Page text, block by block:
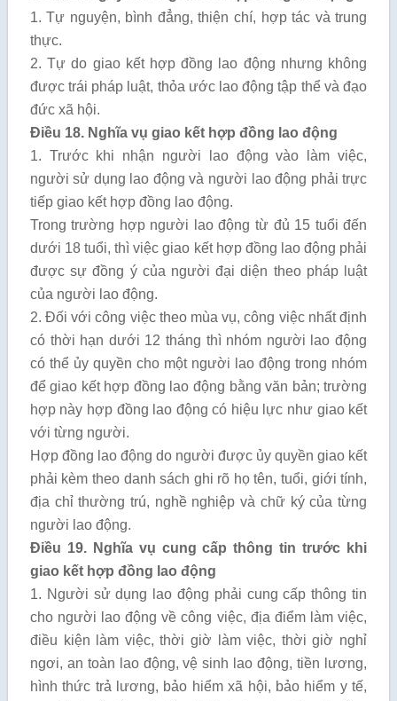
1. Tự nguyện, bình đẳng, thiện chí, hợp tác và trung
thực.
2. Tự do giao kết hợp đồng lao động nhưng không
được trái pháp luật, thỏa ước lao động tập thể và đạo
đức xã hội.
Điều 18. Nghĩa vụ giao kết hợp đồng lao động
1. Trước khi nhận người lao động vào làm việc,
người sử dụng lao động và người lao động phải trực
tiếp giao kết hợp đồng lao động.
Trong trường hợp người lao động từ đủ 15 tuổi đến
dưới 18 tuổi, thì việc giao kết hợp đồng lao động phải
được sự đồng ý của người đại diện theo pháp luật
của người lao động.
2. Đối với công việc theo mùa vụ, công việc nhất định
có thời hạn dưới 12 tháng thì nhóm người lao động
có thể ủy quyền cho một người lao động trong nhóm
để giao kết hợp đồng lao động bằng văn bản; trường
hợp này hợp đồng lao động có hiệu lực như giao kết
với từng người.
Hợp đồng lao động do người được ủy quyền giao kết
phải kèm theo danh sách ghi rõ họ tên, tuổi, giới tính,
địa chỉ thường trú, nghề nghiệp và chữ ký của từng
người lao động.
Điều 19. Nghĩa vụ cung cấp thông tin trước khi
giao kết hợp đồng lao động
1. Người sử dụng lao động phải cung cấp thông tin
cho người lao động về công việc, địa điểm làm việc,
điều kiện làm việc, thời giờ làm việc, thời giờ nghỉ
ngơi, an toàn lao động, vệ sinh lao động, tiền lương,
hình thức trả lương, bảo hiểm xã hội, bảo hiểm y tế,